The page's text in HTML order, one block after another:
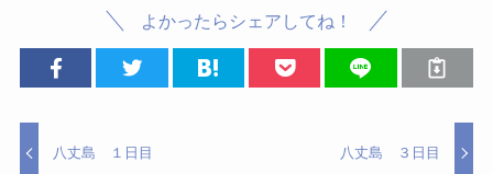
よかったらシェアしてね！
八丈島 １日目 八丈島 ３日目